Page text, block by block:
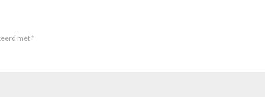
met*